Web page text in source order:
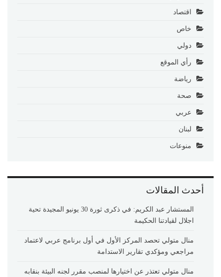
اقتصاد
خاص
دولي
رأي الموقع
رياضة
صحة
عربي
لبنان
منوعات
أحدث المقالات
المستشار عبد الكريم: في ذكرى ثورة 30 يونيو المجيدة تحية
اجلال لقيادتنا الحكيمة
منال متولي تحصد المركز الأول في أول برنامج عربي لاعتماد
مراجعي ومؤكدي تقارير الاستدامة
منال متولي تعتذر عن اختيارها لمنصب مقرر لجنه البيئة بنقابه